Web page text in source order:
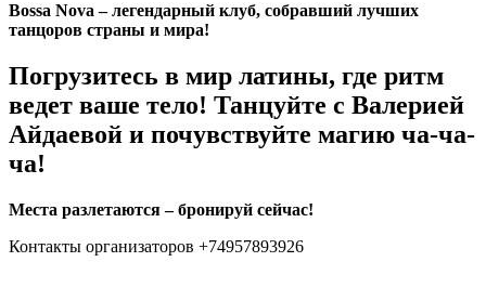
Bossa Nova – легендарный клуб, собравший лучших
танцоров страны и мира!
Погрузитесь в мир латины, где ритм
ведет ваше тело! Танцуйте с Валерией
Айдаевой и почувствуйте магию ча-ча-
ча!
Места разлетаются – бронируй сейчас!
Контакты организаторов +74957893926